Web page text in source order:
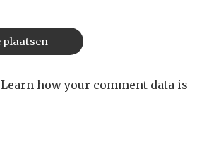
Learn how your comment data is